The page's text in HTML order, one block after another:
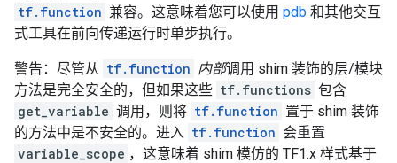
tf.function 兼容。这意味着您可以使用 pdb 和其他交互
式工具在前向传递运行时单步执行。
警告：尽管从 tf.function 内部调用 shim 装饰的层/模块
方法是完全安全的，但如果这些 tf.functions 包含
get_variable 调用，则将 tf.function 置于 shim 装饰
的方法中是不安全的。进入 tf.function 会重置
variable_scope ，这意味着 shim 模仿的 TF1.x 样式基于